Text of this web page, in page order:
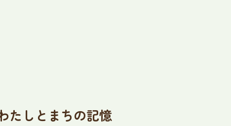
たしとまちの記憶